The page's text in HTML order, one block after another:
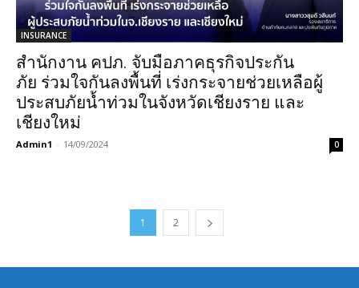
INSURANCE
สำนักงาน คปภ. จับมือภาคธุรกิจประกัน
ภัย ร่วมใจกันลงพื้นที่ เร่งกระจายช่วยเหลือผู้
ประสบภัยน้ำท่วมในจังหวัดเชียงราย และ
เชียงใหม่
Admin1 - 14/09/2024 0
1 2